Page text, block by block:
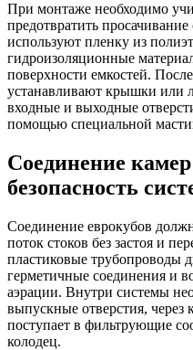
При монтаже необходимо
предотвратить
используют пленку из
гидроизоляционные
поверхности емкостей.
устанавливают крышки или
входные и выходные
помощью специальной
Соединение
безопасность
Соединение еврокубов
поток стоков без застоя и
пластиковые трубопроводы
герметичные соединения и
аэрации. Внутри системы
выпускные отверстия, через
поступает в фильтрующие
колодец.